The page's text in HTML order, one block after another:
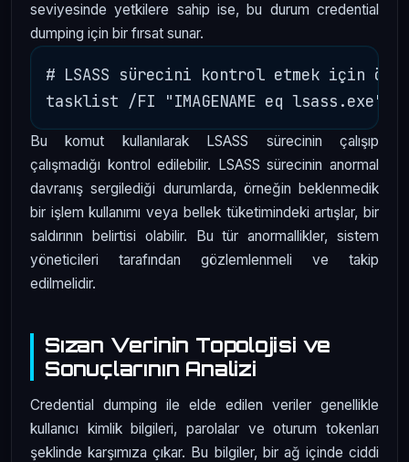
seviyesinde yetkilere sahip ise, bu durum credential
dumping için bir fırsat sunar.
# LSASS sürecini kontrol etmek için
Bu komut kullanılarak LSASS sürecinin çalışıp
çalışmadığı kontrol edilebilir. LSASS sürecinin anormal
davranış sergilediği durumlarda, örneğin beklenmedik
bir işlem kullanımı veya bellek tüketimindeki artışlar, bir
saldırının belirtisi olabilir. Bu tür anormallikler, sistem
yöneticileri tarafından gözlemlenmeli ve takip
edilmelidir.
Sızan Verinin Topolojisi ve
Sonuçlarının Analizi
Credential dumping ile elde edilen veriler genellikle
kullanıcı kimlik bilgileri, parolalar ve oturum tokenları
şeklinde karşımıza çıkar. Bu bilgiler, bir ağ içinde ciddi